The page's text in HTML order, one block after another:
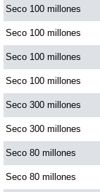
Motilon
Motilon
Seco 100 millones
Seco 100 millones
Seco 100 millones
Seco 100 millones
Seco 300 millones
Seco 300 millones
Seco 80 millones
Seco 80 millones